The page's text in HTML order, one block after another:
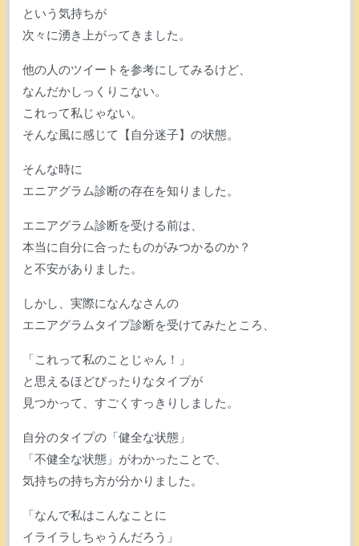
という気持ちが
次々に湧き上がってきました。
他の人のツイートを参考にしてみるけど、
なんだかしっくりこない。
これって私じゃない。
そんな風に感じて【自分迷子】の状態。
そんな時に
エニアグラム診断の存在を知りました。
エニアグラム診断を受ける前は、
本当に自分に合ったものがみつかるのか？
と不安がありました。
しかし、実際になんなさんの
エニアグラムタイプ診断を受けてみたところ、
「これって私のことじゃん！」
と思えるほどぴったりなタイプが
見つかって、すごくすっきりしました。
自分のタイプの「健全な状態」
「不健全な状態」がわかったことで、
気持ちの持ち方が分かりました。
「なんで私はこんなことに
イライラしちゃうんだろう」